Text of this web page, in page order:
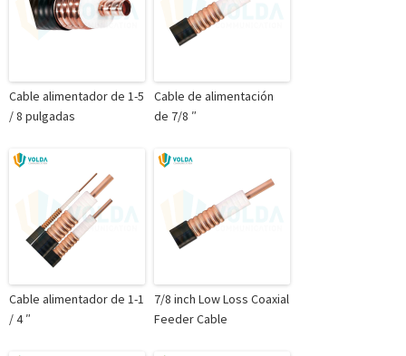
Cable alimentador de 1-5
/ 8 pulgadas
Cable de alimentación
de 7/8 ″
Cable alimentador de 1-1
/ 4 ″
7/8 inch Low Loss Coaxial
Feeder Cable